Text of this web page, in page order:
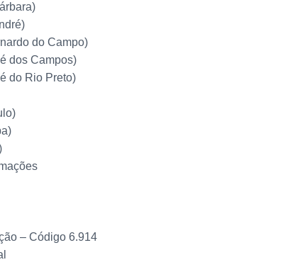
do Campo)
dos Campos)
do Rio Preto)
– Código 6.914